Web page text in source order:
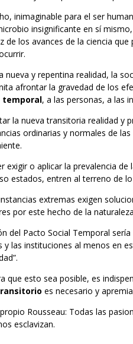
inimaginable para el ser
insignificante en sí
de los avances de la ciencia
nueva y repentina realidad, la
afrontar la gravedad de los
temporal, a las personas, a las
la nueva transitoria realidad y
ordinarias y normales de
exigir o aplicar la prevalencia
estados, entren al terreno de
extremas exigen
por este hecho de la
del Pacto Social Temporal
y las instituciones al menos en
que esto sea posible, es
es necesario y
Rousseau: Todas las
esclavizan.